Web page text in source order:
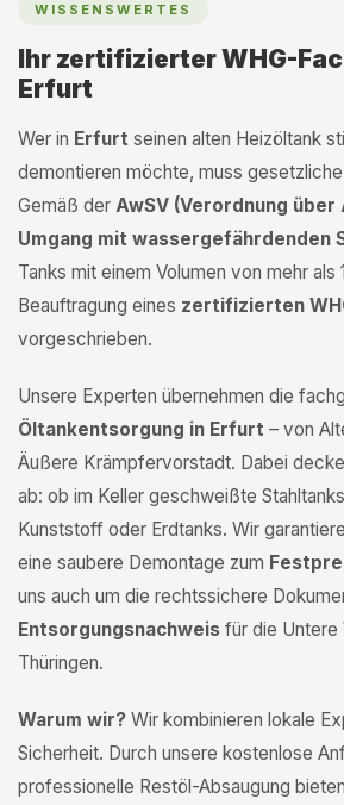
WISSENSWERTES
Ihr zertifizierter WHG-
Erfurt
Wer in Erfurt seinen alten Heizöltank
demontieren möchte, muss
Gemäß der AwSV (Verordnung über
Umgang mit wassergefährdenden
Tanks mit einem Volumen von mehr als
Beauftragung eines zertifizierten
vorgeschrieben.
Unsere Experten übernehmen die
Öltankentsorgung in Erfurt – von
Äußere Krämpfervorstadt. Dabei
ab: ob im Keller geschweißte
Kunststoff oder Erdtanks. Wir
eine saubere Demontage zum
uns auch um die rechtssichere
Entsorgungsnachweis für die Untere
Thüringen.
Warum wir? Wir kombinieren lokale
Sicherheit. Durch unsere kostenlose
professionelle Restöl-Absaugung